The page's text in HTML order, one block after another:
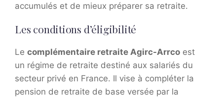
accumulés et de mieux préparer sa retraite.
Les conditions d’éligibilité
Le complémentaire retraite Agirc-Arrco est
un régime de retraite destiné aux salariés du
secteur privé en France. Il vise à compléter la
pension de retraite de base versée par la